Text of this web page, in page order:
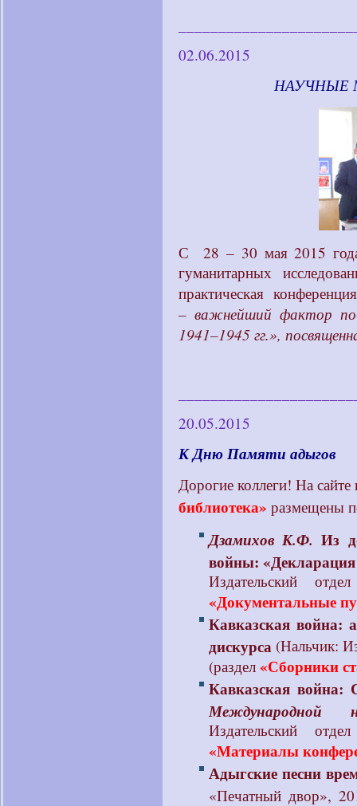
02.06.2015
НАУЧНЫЕ
С 28 – 30 мая 2015
гуманитарных
практическая
– важнейший фактор
1941–1945 гг.»,
20.05.2015
К Дню Памяти адыгов
Дорогие коллеги! На сайте
библиотека» размещены
Дзамихов К.Ф. Из
войны: «Декларация
Издательский
«Документальные
Кавказская война:
дискурса (Нальчик:
(раздел «Сборники
Кавказская
Международной
Издательский
«Материалы
Адыгские песни
«Печатный двор»,